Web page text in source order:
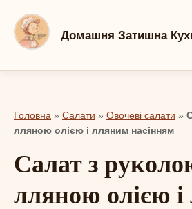
вмісту
Домашня Затишна
Головна » Салати » Овочеві салати »
лляною олією і лляним насінням
Салат з руколою,
лляною олією